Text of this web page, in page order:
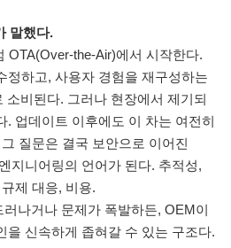
말했다.
OTA(Over-the-Air)에서 시작한다.
정하고, 사용자 경험을 재구성하는
소비된다. 그러나 현장에서 제기되
. 업데이트 이후에도 이 차는 여전히
질문은 결국 보안으로 이어진
지니어링의 언어가 된다. 추적성,
제 대응, 비용.
나거나 문제가 폭발하든, OEM이
을 신속하게 좁혀갈 수 있는 구조다.